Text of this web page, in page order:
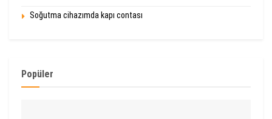
Soğutma cihazımda kapı contası
Popüler